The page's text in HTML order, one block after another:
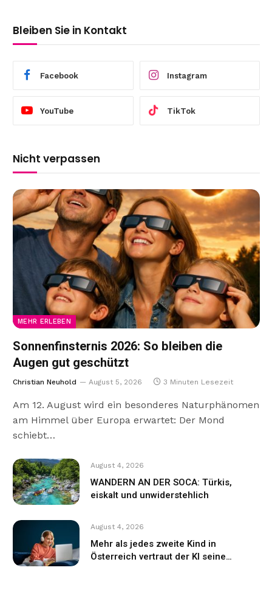
Bleiben Sie in Kontakt
Facebook Instagram
YouTube TikTok
Nicht verpassen
MEHR ERLEBEN
Sonnenfinsternis 2026: So bleiben die
Augen gut geschützt
Christian Neuhold August 5, 2026 3 Minuten Lesezeit
Am 12. August wird ein besonderes Naturphänomen
am Himmel über Europa erwartet: Der Mond
schiebt…
August 4, 2026
WANDERN AN DER SOCA: Türkis,
eiskalt und unwiderstehlich
August 4, 2026
Mehr als jedes zweite Kind in
Österreich vertraut der KI seine